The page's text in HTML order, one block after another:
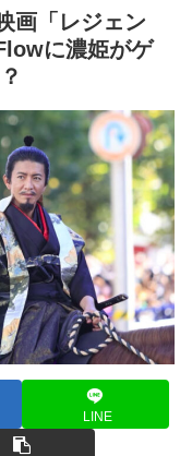
画「レジェン
に濃姫がゲ
LINE